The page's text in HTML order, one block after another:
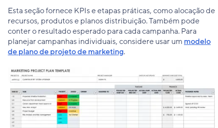
Esta seção fornece KPIs e etapas práticas, como alocação de
recursos, produtos e planos distribuição. Também pode
conter o resultado esperado para cada campanha. Para
planejar campanhas individuais, considere usar um modelo
de plano de projeto de marketing.